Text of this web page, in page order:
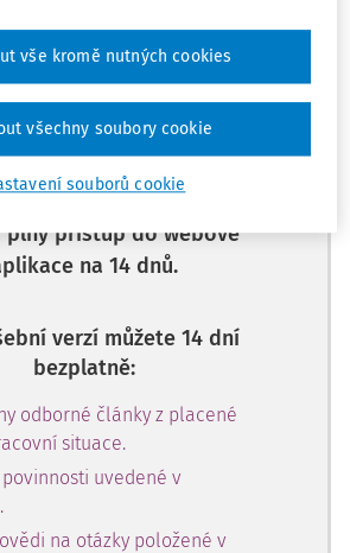
dokument je jen pro
předplatitele.
předplatné? Nevadí!
se, zadejte telefonní
číslo a získejte
plný přístup do webové
na 14 dnů.
verzí můžete 14 dní
bezplatně:
odborné články z placené
situace.
uvedené v
na otázky položené v
souborů cookie
vše kromě nutných cookies
všechny soubory cookie